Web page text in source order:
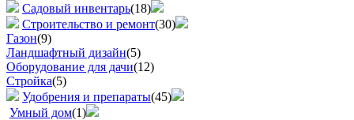
Садовый инвентарь(18)
Строительство и ремонт(30)
Газон(9)
Ландшафтный дизайн(5)
Оборудование для дачи(12)
Стройка(5)
Удобрения и препараты(45)
Умный дом(1)